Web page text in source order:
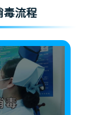
毒流程